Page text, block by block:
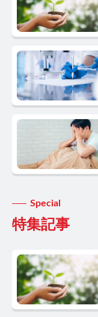
テストステロンコ
コルチゾール
コルチゾールコ
PMS
更年期コラム
ネコの健康コラ
【薄毛リスクチ
ご紹介
特集記事
Special